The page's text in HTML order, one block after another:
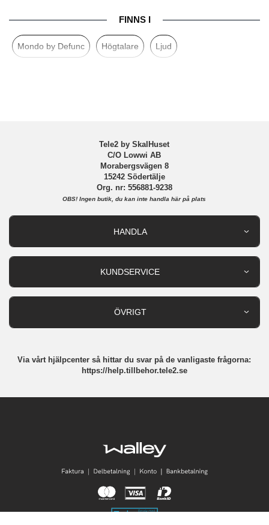
Varumärke
FINNS I
Mondo by Defunc Högtalare Ljud
Tele2 by SkalHuset
C/O Lowwi AB
Morabergsvägen 8
15242 Södertälje
Org. nr: 556881-9238
OBS! Ingen butik, du kan inte handla här på plats
HANDLA
KUNDSERVICE
ÖVRIGT
Integritetspolicy
Via vårt hjälpcenter så hittar du svar på de vanligaste frågorna:
https://help.tillbehor.tele2.se